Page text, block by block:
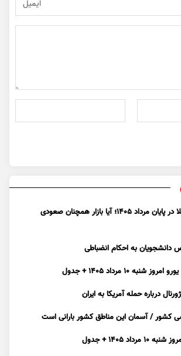
پیش بینی قیمت طلا در پایان مرداد 1405؛ آیا بازار همچنان صعودی
۱۰ مرداد ۱۴۰۵ + جدول
درباره حمله آمریکا به ایران
کشور / آسمان این مناطق کشور بارانی است
۱۴۰۵ + جدول